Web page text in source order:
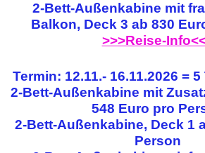
2-Bett-Außenkabine mit
Balkon, Deck 3 ab 830
>>>Reise-
Termin: 12.11.- 16.11.2026 =
2-Bett-Außenkabine mit
548 Euro pro
2-Bett-Außenkabine, Deck 1
Person